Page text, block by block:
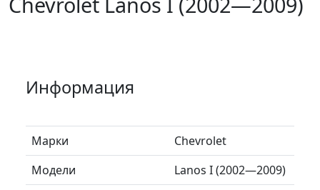
Информация
Марки
Chevrolet
Модели
Lanos I (2002—2009)